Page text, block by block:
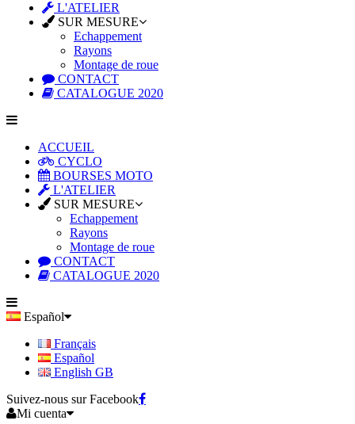
L'ATELIER
SUR MESURE
Echappement
Rayons
Montage de roue
CONTACT
CATALOGUE 2020
ACCUEIL
CYCLO
BOURSES MOTO
L'ATELIER
SUR MESURE
Echappement
Rayons
Montage de roue
CONTACT
CATALOGUE 2020
Español
Français
Español
English GB
Suivez-nous sur Facebook
Mi cuenta